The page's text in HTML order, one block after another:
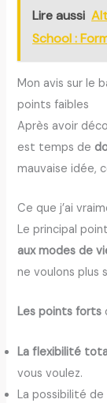
Lire aussi
School :
Mon avis sur le
points faibles
Après avoir
est temps de
mauvaise idée,
Ce que j’ai
Le principal
aux modes de
ne voulons plus
Les points forts
La flexibilité
vous voulez.
La possibilité